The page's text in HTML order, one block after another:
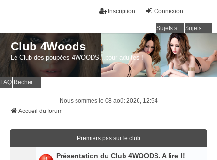
Connexion
Inscription
Sujets sans réponse Sujets actifs
Club 4Woods
Le Club des poupées 4WOODS...pour adultes !
FAQ
Nous sommes le 08 août 2026, 12:54
Accueil du forum
Premiers pas sur le club
Présentation du Club 4WOODS. A lire !!